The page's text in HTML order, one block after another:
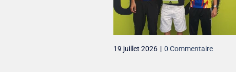
19 juillet 2026 | 0 Commentaire